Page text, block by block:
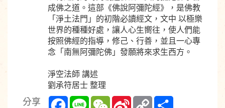
成佛之道。這部《佛說阿彌陀經》，是佛教
「淨土法門」的初階必讀經文，文中 以極樂
世界的種種好處，讓人心生嚮往，使人們能
按照佛經的指導，修己、行善，並且一心專
念「南無阿彌陀佛」發願將來求生西方。
淨空法師 講述
劉承符居士 整理
分享 Facebook
Line WeChatSina
Copy
Share